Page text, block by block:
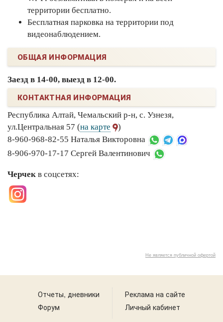
территории бесплатно.
Бесплатная парковка на территории под
видеонаблюдением.
ОБЩАЯ ИНФОРМАЦИЯ
Заезд в 14-00, выезд в 12-00.
КОНТАКТНАЯ ИНФОРМАЦИЯ
Республика Алтай, Чемальский р-н, с. Узнезя,
ул.Центральная 57 (на карте
)
8-960-968-82-55 Наталья Викторовна
8-906-970-17-17 Сергей Валентинович
Черчек в соцсетях:
Не является публичной офертой
Отчеты, дневники
Форум
Реклама на сайте
Личный кабинет